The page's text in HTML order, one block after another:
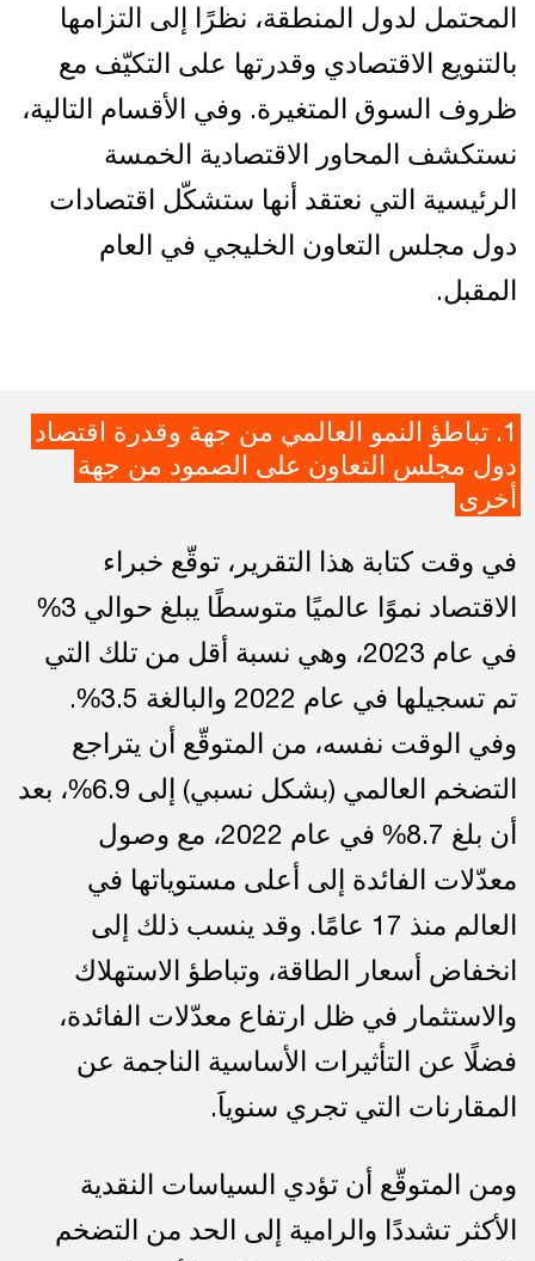
المحتمل لدول المنطقة، نظرًا إلى التزامها
بالتنويع الاقتصادي وقدرتها على التكيّف مع
ظروف السوق المتغيرة. وفي الأقسام التالية،
نستكشف المحاور الاقتصادية الخمسة
الرئيسية التي نعتقد أنها ستشكّل اقتصادات
دول مجلس التعاون الخليجي في العام
المقبل.
1. تباطؤ النمو العالمي من جهة وقدرة اقتصاد
دول مجلس التعاون على الصمود من جهة
أخرى
في وقت كتابة هذا التقرير، توقّع خبراء
الاقتصاد نموًا عالميًا متوسطًا يبلغ حوالي 3%
في عام 2023، وهي نسبة أقل من تلك التي
تم تسجيلها في عام 2022 والبالغة 3.5%.
وفي الوقت نفسه، من المتوقّع أن يتراجع
التضخم العالمي (بشكل نسبي) إلى 6.9%، بعد
أن بلغ 8.7% في عام 2022، مع وصول
معدّلات الفائدة إلى أعلى مستوياتها في
العالم منذ 17 عامًا. وقد ينسب ذلك إلى
انخفاض أسعار الطاقة، وتباطؤ الاستهلاك
والاستثمار في ظل ارتفاع معدّلات الفائدة،
فضلًا عن التأثيرات الأساسية الناجمة عن
المقارنات التي تجري سنوياََ.
ومن المتوقّع أن تؤدي السياسات النقدية
الأكثر تشددًا والرامية إلى الحد من التضخم